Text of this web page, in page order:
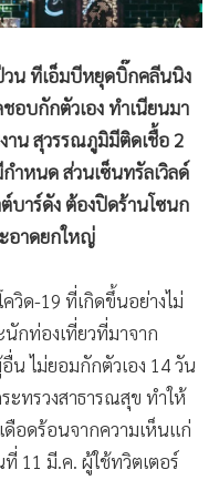
วน ทีเอ็มบีหยุดบิ๊กคลีนนิง
อบกักตัวเอง ทำเนียนมา
าน สุวรรณภูมิมีติดเชื้อ 2
ำหนด ส่วนเซ็นทรัลเวิลด์
บาร์ดัง ต้องปิดร้านโซนก
อาดยกใหญ่
วิด-19 ที่เกิดขึ้นอย่างไม่
กท่องเที่ยวที่มาจาก
น ไม่ยอมกักตัวเอง 14 วัน
ะทรวงสาธารณสุข ทำให้
อดร้อนจากความเห็นแก่
11 มี.ค. ผู้ใช้ทวิตเตอร์